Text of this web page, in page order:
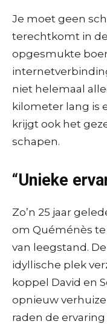
Je moet geen
terechtkomt in
opgesmukte
niet helemaal
kilometer lang is
krijgt ook het
schapen.
“Unieke
Zo’n 25 jaar
om Quéménès
van leegstand.
idyllische plek
koppel David en
opnieuw
raden de